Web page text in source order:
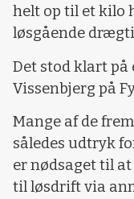
helt op til et kilo
løsgående
Det stod klart på
Vissenbjerg på
Mange af de
således udtryk
er nødsaget til
til løsdrift via